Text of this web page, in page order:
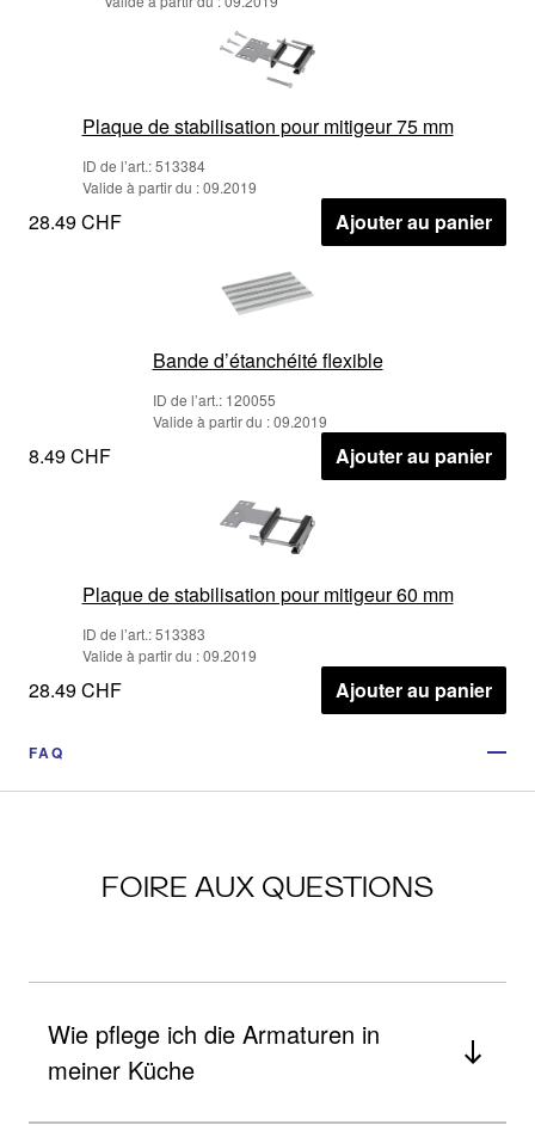
Plaque de stabilisation pour mitigeur 75 mm
ID de l’art.: 513384
Valide à partir du : 09.2019
28.49 CHF Ajouter au panier
Bande d’étanchéité flexible
ID de l’art.: 120055
Valide à partir du : 09.2019
8.49 CHF Ajouter au panier
Plaque de stabilisation pour mitigeur 60 mm
ID de l’art.: 513383
Valide à partir du : 09.2019
28.49 CHF Ajouter au panier
FAQ
FOIRE AUX QUESTIONS
Wie pflege ich die Armaturen in
meiner Küche